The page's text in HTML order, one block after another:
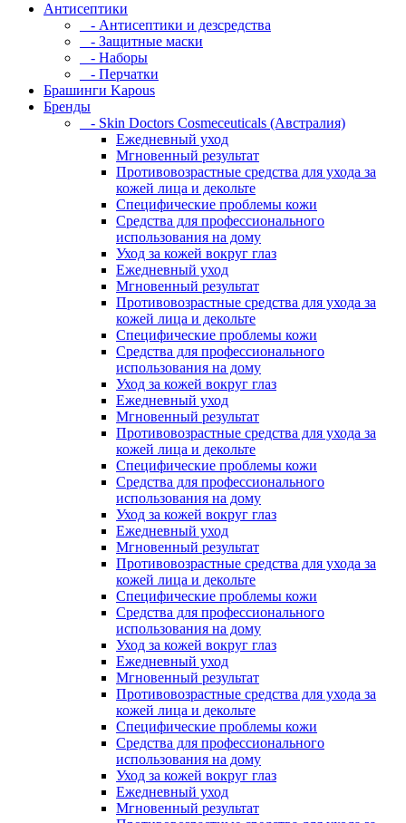
Антисептики
- Антисептики и дезсредства
- Защитные маски
- Наборы
- Перчатки
Брашинги Kapous
Бренды
- Skin Doctors Cosmeceuticals (Австралия)
Ежедневный уход
Мгновенный результат
Противовозрастные средства для ухода за
кожей лица и декольте
Специфические проблемы кожи
Средства для профессионального
использования на дому
Уход за кожей вокруг глаз
Ежедневный уход
Мгновенный результат
Противовозрастные средства для ухода за
кожей лица и декольте
Специфические проблемы кожи
Средства для профессионального
использования на дому
Уход за кожей вокруг глаз
Ежедневный уход
Мгновенный результат
Противовозрастные средства для ухода за
кожей лица и декольте
Специфические проблемы кожи
Средства для профессионального
использования на дому
Уход за кожей вокруг глаз
Ежедневный уход
Мгновенный результат
Противовозрастные средства для ухода за
кожей лица и декольте
Специфические проблемы кожи
Средства для профессионального
использования на дому
Уход за кожей вокруг глаз
Ежедневный уход
Мгновенный результат
Противовозрастные средства для ухода за
кожей лица и декольте
Специфические проблемы кожи
Средства для профессионального
использования на дому
Уход за кожей вокруг глаз
Ежедневный уход
Мгновенный результат